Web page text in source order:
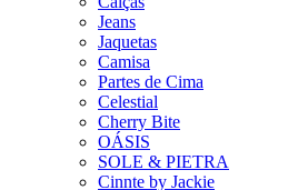
Jeans
Jaquetas
Camisa
Partes de Cima
Celestial
Cherry Bite
OÁSIS
SOLE & PIETRA
Cinnte by Jackie